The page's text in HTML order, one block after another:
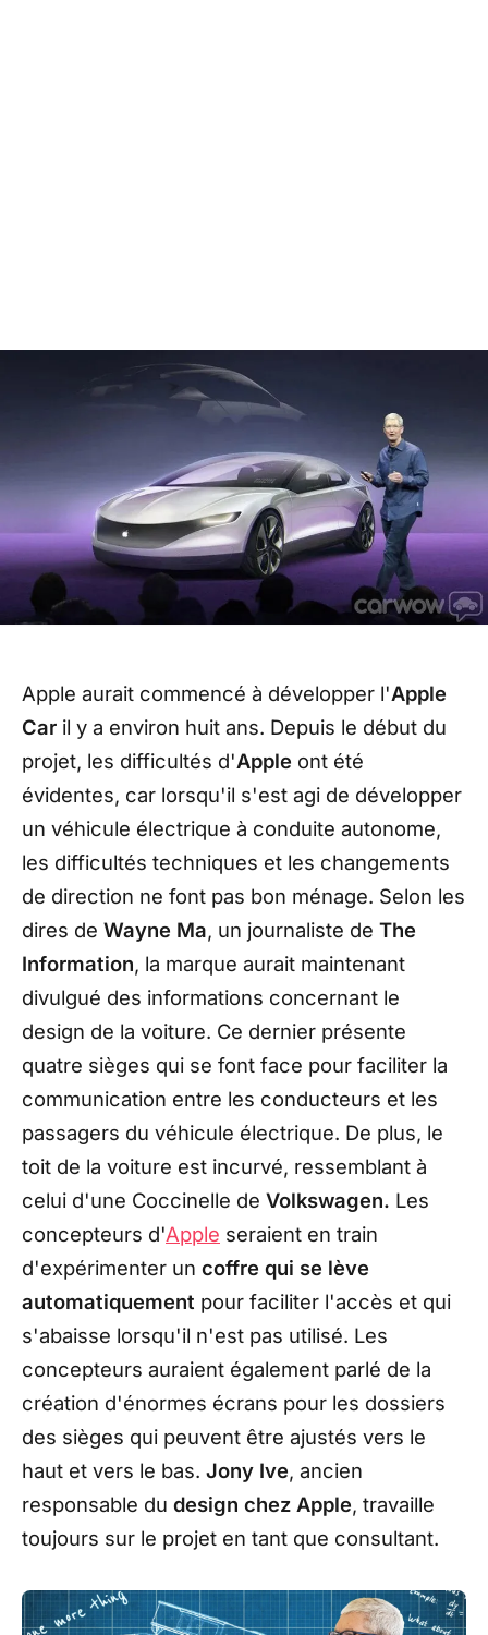
Apple aurait commencé à développer l'Apple
Car il y a environ huit ans. Depuis le début du
projet, les difficultés d'Apple ont été
évidentes, car lorsqu'il s'est agi de développer
un véhicule électrique à conduite autonome,
les difficultés techniques et les changements
de direction ne font pas bon ménage. Selon les
dires de Wayne Ma, un journaliste de The
Information, la marque aurait maintenant
divulgué des informations concernant le
design de la voiture. Ce dernier présente
quatre sièges qui se font face pour faciliter la
communication entre les conducteurs et les
passagers du véhicule électrique. De plus, le
toit de la voiture est incurvé, ressemblant à
celui d'une Coccinelle de Volkswagen. Les
concepteurs d'Apple seraient en train
d'expérimenter un coffre qui se lève
automatiquement pour faciliter l'accès et qui
s'abaisse lorsqu'il n'est pas utilisé. Les
concepteurs auraient également parlé de la
création d'énormes écrans pour les dossiers
des sièges qui peuvent être ajustés vers le
haut et vers le bas. Jony Ive, ancien
responsable du design chez Apple, travaille
toujours sur le projet en tant que consultant.